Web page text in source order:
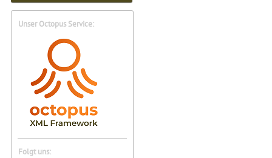
Unser Octopus Service:
Folgt uns: